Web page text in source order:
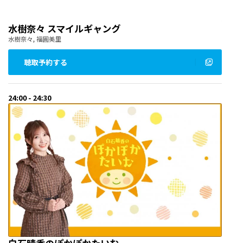
水樹奈々 スマイルギャング
水樹奈々, 福圓美里
聴取予約する
24:00 - 24:30